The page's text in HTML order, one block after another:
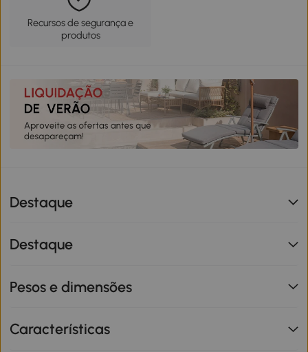
Recursos de segurança e
produtos
Destaque
Destaque
Pesos e dimensões
Características